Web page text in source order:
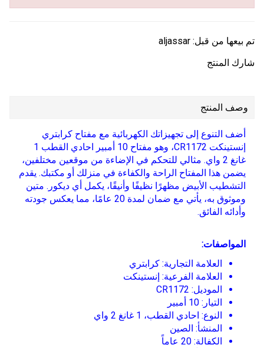
تم بيعها من قبل: aljassar
شارك المنتج
وصف المنتج
أضف التنوع إلى تجهيزاتك الكهربائية مع مفتاح كرابتري
إنستينكت CR1172، وهو مفتاح 10 أمبير احادي القطب 1
غانغ 2 واي. مثالي للتحكم في الإضاءة من موقعين مختلفين،
يضمن هذا المفتاح الراحة والكفاءة في منزلك أو مكتبك. يقدم
التشطيب الأبيض مظهرًا نظيفًا وأنيقًا، يكمل أي ديكور. متين
وموثوق به، يأتي مع ضمان لمدة 20 عامًا، مما يعكس جودته
وأدائه الفائق.
المواصفات:
العلامة التجارية: كرابتري
العلامة الفرعية: إنستينكت
الموديل: CR1172
التيار: 10 أمبير
النوع: احادي القطب، 1 غانغ 2 واي
المنشأ: الصين
الكفالة: 20 عاماً